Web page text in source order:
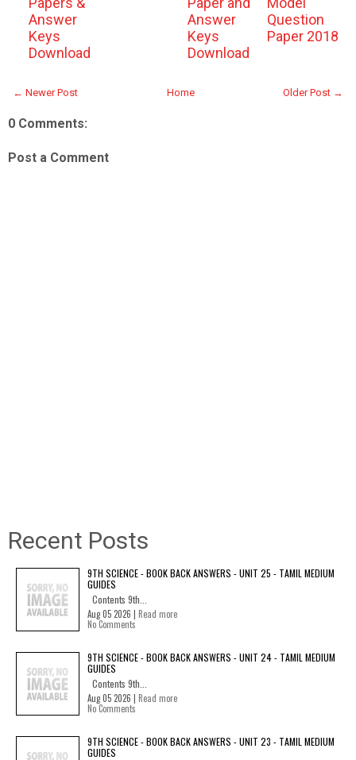
Answer
Keys
Download
Answer
Keys
Download
Question
Paper 2018
← Newer Post Older Post →
Home
0 Comments:
Post a Comment
Recent Posts
9TH SCIENCE - BOOK BACK ANSWERS - UNIT 25 - TAMIL MEDIUM
GUIDES
Contents 9th...
Aug 05 2026 | Read more
No Comments
9TH SCIENCE - BOOK BACK ANSWERS - UNIT 24 - TAMIL MEDIUM
GUIDES
Contents 9th...
Aug 05 2026 | Read more
No Comments
9TH SCIENCE - BOOK BACK ANSWERS - UNIT 23 - TAMIL MEDIUM
GUIDES